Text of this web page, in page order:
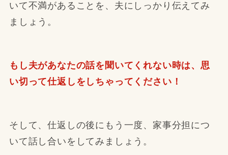
いて不満があることを、夫にしっかり伝えてみ
ましょう。
もし夫があなたの話を聞いてくれない時は、思
い切って仕返しをしちゃってください！
そして、仕返しの後にもう一度、家事分担につ
いて話し合いをしてみましょう。